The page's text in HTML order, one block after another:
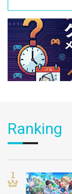
Ranking